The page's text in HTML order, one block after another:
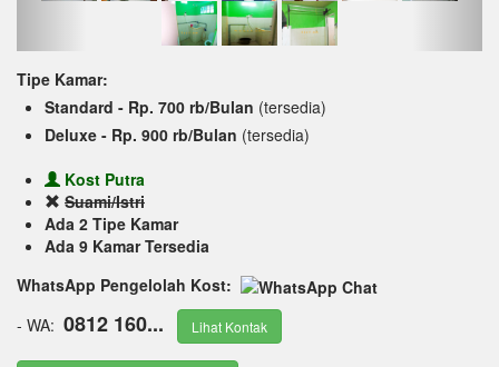
Tipe Kamar:
Standard - Rp. 700 rb/Bulan (tersedia)
Deluxe - Rp. 900 rb/Bulan (tersedia)
Kost Putra
Suami/Istri
Ada 2 Tipe Kamar
Ada 9 Kamar Tersedia
WhatsApp Pengelolah Kost:
- WA: 0812 160... Lihat Kontak